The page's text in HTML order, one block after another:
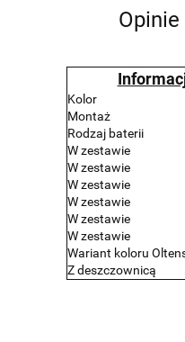
Kolor
Montaż
Rodzaj baterii
W zestawie
W zestawie
W zestawie
W zestawie
W zestawie
W zestawie
Wariant koloru
Z deszczownicą